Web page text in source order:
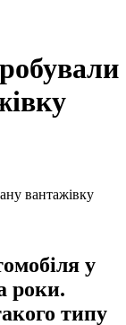
у
роки.
типу